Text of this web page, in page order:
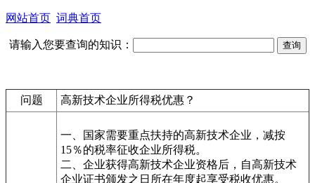
网站首页 词典首页
请输入您要查询的知识：
问题 高新技术企业所得税优惠？
一、国家需要重点扶持的高新技术企业，减按
15％的税率征收企业所得税。
二、企业获得高新技术企业资格后，自高新技术
企业证书颁发之日所在年度起享受税收优惠。